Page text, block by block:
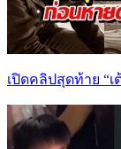
เปิดคลิปสุดท้าย “